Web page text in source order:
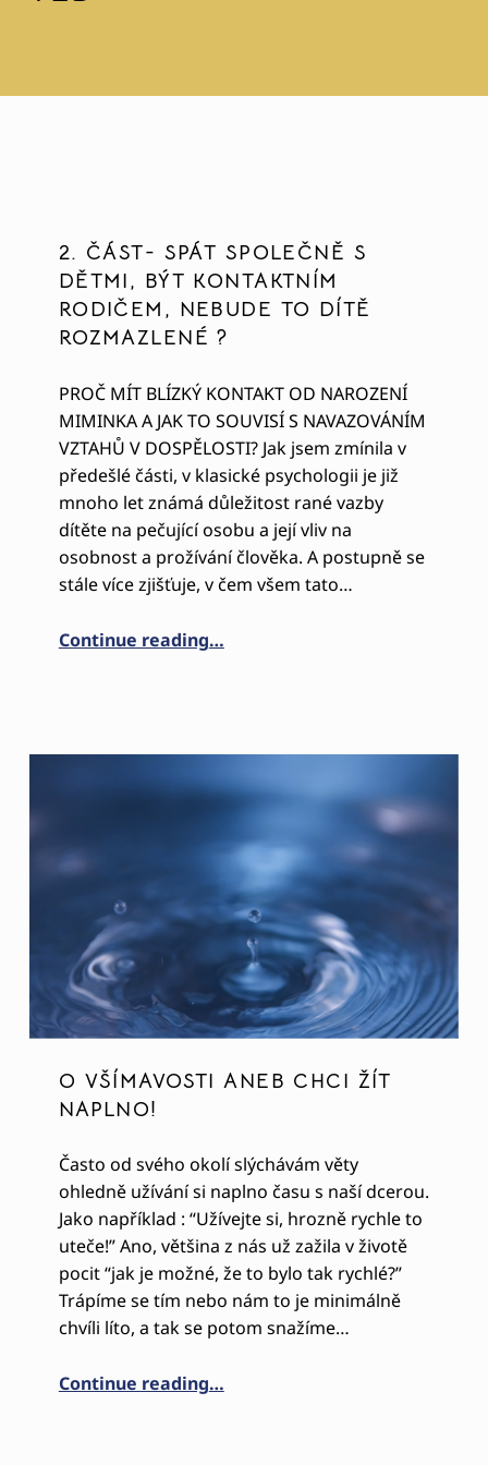
2. ČÁST- SPÁT SPOLEČNĚ S
DĚTMI, BÝT KONTAKTNÍM
RODIČEM, NEBUDE TO DÍTĚ
ROZMAZLENÉ ?
PROČ MÍT BLÍZKÝ KONTAKT OD NAROZENÍ
MIMINKA A JAK TO SOUVISÍ S NAVAZOVÁNÍM
VZTAHŮ V DOSPĚLOSTI? Jak jsem zmínila v
předešlé části, v klasické psychologii je již
mnoho let známá důležitost rané vazby
dítěte na pečující osobu a její vliv na
osobnost a prožívání člověka. A postupně se
stále více zjišťuje, v čem všem tato…
Continue reading…
O VŠÍMAVOSTI ANEB CHCI ŽÍT
NAPLNO!
Často od svého okolí slýchávám věty
ohledně užívání si naplno času s naší dcerou.
Jako například : “Užívejte si, hrozně rychle to
uteče!” Ano, většina z nás už zažila v životě
pocit “jak je možné, že to bylo tak rychlé?”
Trápíme se tím nebo nám to je minimálně
chvíli líto, a tak se potom snažíme…
Continue reading…